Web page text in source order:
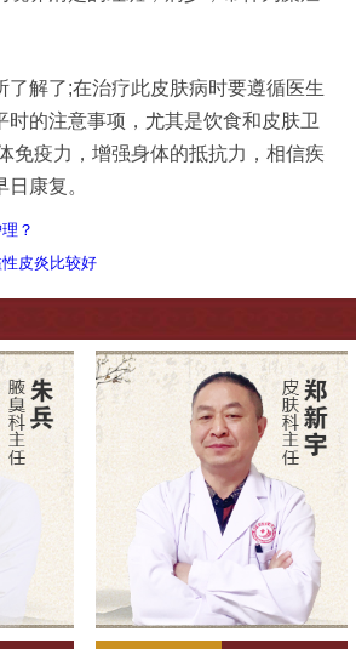
解了;在治疗此皮肤病时要遵循医生
时的注意事项，尤其是饮食和皮肤卫
免疫力，增强身体的抵抗力，相信疾
康复。
？
皮炎比较好